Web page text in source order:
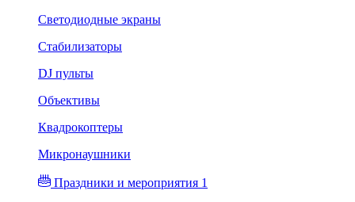
Светодиодные экраны
Стабилизаторы
DJ пульты
Объективы
Квадрокоптеры
Микронаушники
Праздники и мероприятия 1